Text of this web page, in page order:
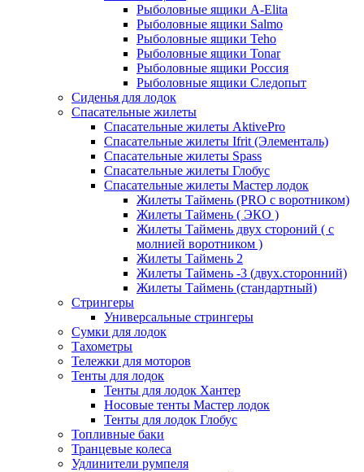
Рыболовные ящики A-Elita
Рыболовные ящики Salmo
Рыболовные ящики Teho
Рыболовные ящики Tonar
Рыболовные ящики Россия
Рыболовные ящики Следопыт
Сиденья для лодок
Спасательные жилеты
Спасательные жилеты AktivePro
Спасательные жилеты Ifrit (Элементаль)
Спасательные жилеты Spass
Спасательные жилеты Глобус
Спасательные жилеты Мастер лодок
Жилеты Таймень (PRO c воротником)
Жилеты Таймень ( ЭКО )
Жилеты Таймень двух стороний ( с
молнией воротником )
Жилеты Таймень 2
Жилеты Таймень -3 (двух.сторонний)
Жилеты Таймень (стандартный)
Стрингеры
Универсальные стрингеры
Сумки для лодок
Тахометры
Тележки для моторов
Тенты для лодок
Тенты для лодок Хантер
Носовые тенты Мастер лодок
Тенты для лодок Глобус
Топливные баки
Транцевые колеса
Удлинители румпеля